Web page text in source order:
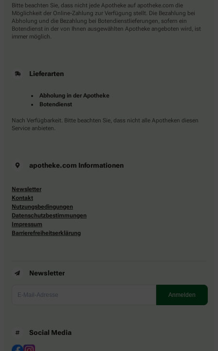
Bitte beachten Sie, dass nicht jede Apotheke auf apotheke.com die
Möglichkeit der Online-Zahlung zur Verfügung stellt. Die Bezahlung bei
Abholung und die Bezahlung bei Botendienstlieferungen, sofern ein
Botendienst in der von Ihnen ausgewählten Apotheke angeboten wird, ist
immer möglich.
Lieferarten
Abholung in der Apotheke
Botendienst
Nach Verfügbarkeit. Bitte beachten Sie, dass nicht alle Apotheken diesen
Service anbieten.
apotheke.com Informationen
Newsletter
Kontakt
Nutzungsbedingungen
Datenschutzbestimmungen
Impressum
Barrierefreiheitserklärung
Newsletter
Social Media